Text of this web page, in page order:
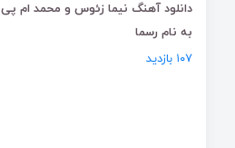
دانلود آهنگ نیما زئوس و محمد ام پی
به نام رسما
۱۰۷ بازدید